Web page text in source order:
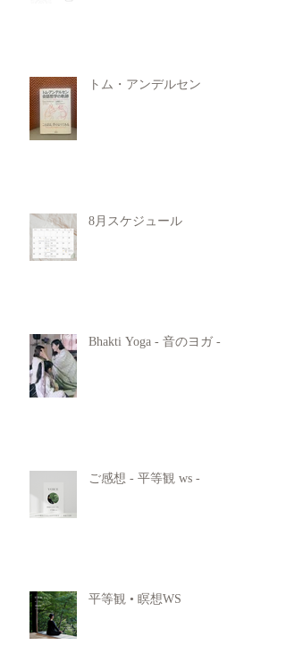
トム・アンデルセン
8月スケジュール
Bhakti Yoga - 音のヨガ -
ご感想 - 平等観 ws -
平等観 • 瞑想WS